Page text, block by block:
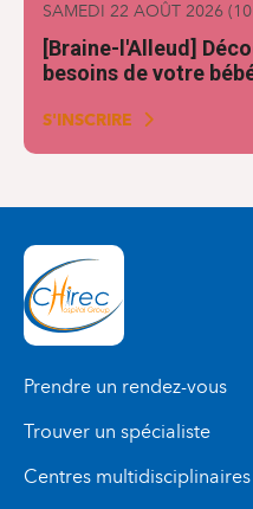
SAMEDI 22 AOÛT 2026 (
[Braine-l'Alleud]
besoins de votre
S'INSCRIRE
Prendre un rendez-vous
Trouver un spécialiste
Centres multidisciplinaires